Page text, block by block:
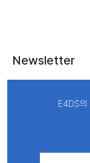
Newsletter
E4DS의